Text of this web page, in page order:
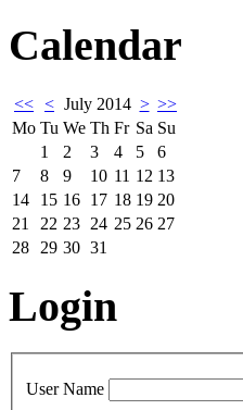
Calendar
<< < July 2014 > >>
Mo Tu We Th Fr Sa Su
1
2 3 4 5
6
7
8 9 10 11 12 13
14
15 16 17 18 19 20
21
22 23 24 25 26 27
28
29 30 31
Login
User Name